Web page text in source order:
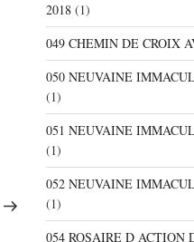
suivant
2018(1)
049 CHEMIN DE CROIX
050 NEUVAINE
(1)
051 NEUVAINE
(1)
052 NEUVAINE
(1)
054 ROSAIRE D ACTION